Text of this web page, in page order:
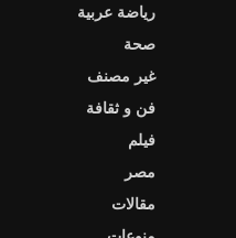
رياضة عربية
صحة
غير مصنف
فن و ثقافة
فيلم
مصر
مقالات